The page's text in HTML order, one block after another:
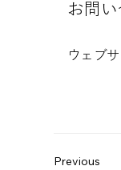
お問
ウェブサ
Previous